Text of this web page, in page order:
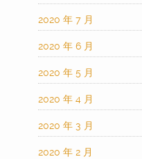
2020 年 7 月
2020 年 6 月
2020 年 5 月
2020 年 4 月
2020 年 3 月
2020 年 2 月